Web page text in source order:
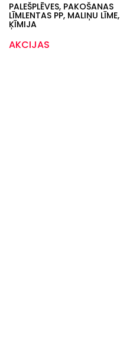
PALEŠPLĒVES, PAKOŠANAS
LĪMLENTAS PP, MALIŅU LĪME,
ĶĪMIJA
AKCIJAS